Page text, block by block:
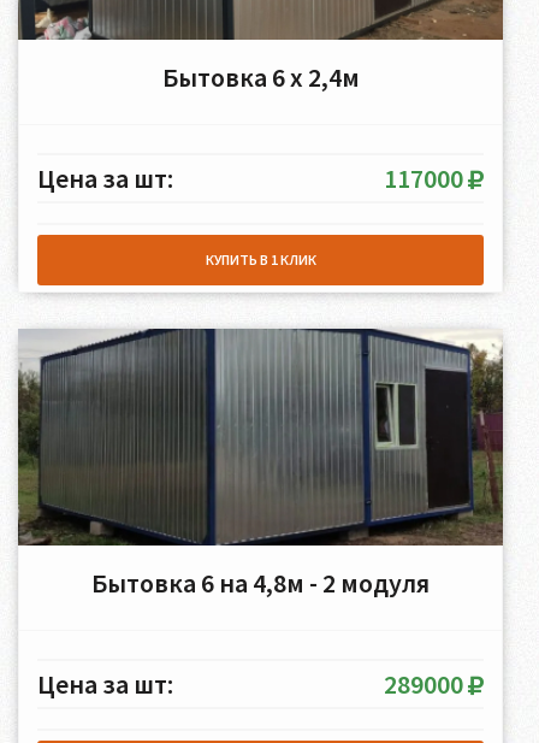
Бытовка 6 х 2,4м
Цена за шт: 117000
КУПИТЬ В 1 КЛИК
Бытовка 6 на 4,8м - 2 модуля
Цена за шт: 289000